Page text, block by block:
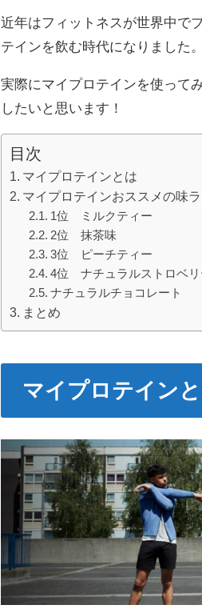
近年はフィットネスが世界中で
テインを飲む時代になりました。
実際にマイプロテインを使って
したいと思います！
目次
マイプロテインとは
マイプロテインおススメの味
1位 ミルクティー
2位 抹茶味
3位 ピーチティー
4位 ナチュラルストロベリ
ナチュラルチョコレート
まとめ
マイプロテイン